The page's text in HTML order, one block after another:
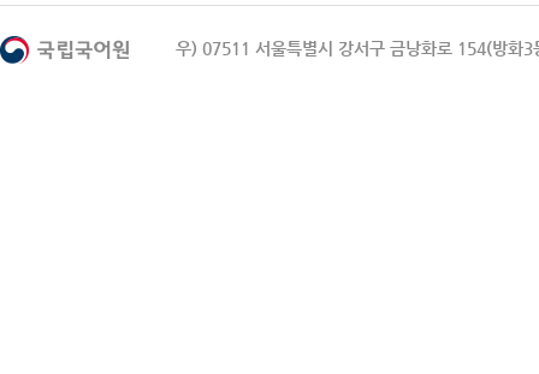
우) 07511 서울특별시 강서구 금낭화로 154(방화3